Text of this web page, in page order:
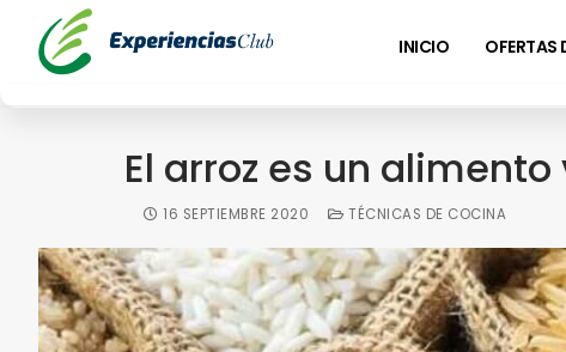
INICIO OFERTAS
El arroz es un
16 SEPTIEMBRE 2020 TÉCNICAS DE COCINA